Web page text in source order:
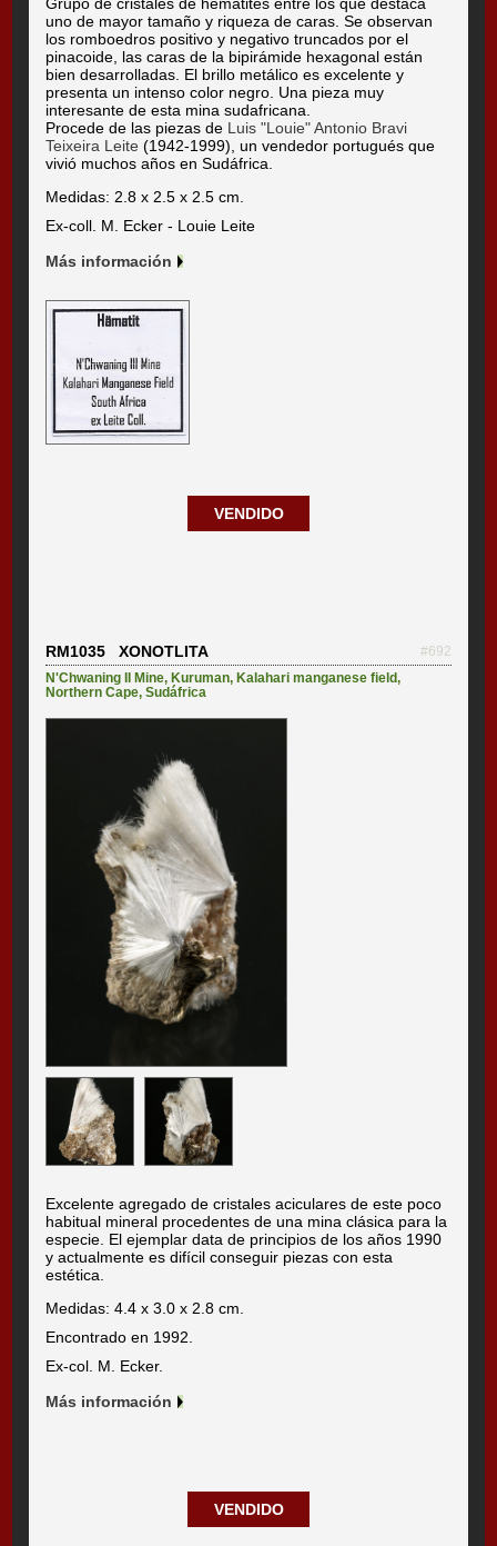
Grupo de cristales de hematites entre los que destaca
uno de mayor tamaño y riqueza de caras. Se observan
los romboedros positivo y negativo truncados por el
pinacoide, las caras de la bipirámide hexagonal están
bien desarrolladas. El brillo metálico es excelente y
presenta un intenso color negro. Una pieza muy
interesante de esta mina sudafricana.
Procede de las piezas de Luis "Louie" Antonio Bravi
Teixeira Leite (1942-1999), un vendedor portugués que
vivió muchos años en Sudáfrica.
Medidas: 2.8 x 2.5 x 2.5 cm.
Ex-coll. M. Ecker - Louie Leite
Más información
VENDIDO
RM1035 XONOTLITA
#692
N'Chwaning II Mine, Kuruman, Kalahari manganese field,
Northern Cape,Sudáfrica
Excelente agregado de cristales aciculares de este poco
habitual mineral procedentes de una mina clásica para la
especie. El ejemplar data de principios de los años 1990
y actualmente es difícil conseguir piezas con esta
estética.
Medidas: 4.4 x 3.0 x 2.8 cm.
Encontrado en 1992.
Ex-col. M. Ecker.
Más información
VENDIDO